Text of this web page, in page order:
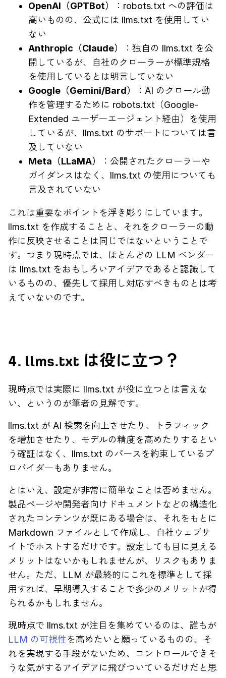
OpenAI（GPTBot）
：robots.txt への評価は
高いものの、公式には llms.txt を使用してい
ない
Anthropic（Claude）
：独自の llms.txt を公
開しているが、自社のクローラーが標準規格
を使用しているとは明言していない
Google（Gemini/Bard）
：AI のクロール動
作を管理するために robots.txt（Google-
Extended ユーザーエージェント経由）を使用
しているが、llms.txt のサポートについては言
及していない
Meta（LLaMA）
：公開されたクローラーや
ガイダンスはなく、llms.txt の使用についても
言及されていない
これは重要なポイントを浮き彫りにしています。
llms.txt を作成することと、それをクローラーの動
作に反映させることは同じではないということで
す。つまり現時点では、ほとんどの LLM ベンダー
は llms.txt をおもしろいアイデアであると認識して
いるものの、優先して採用し対応すべきものとは考
えていないのです。
4. llms.txt は役に立つ？
現時点では実際に llms.txt が役に立つとは言えな
い、というのが筆者の見解です。
llms.txt が AI 検索を向上させたり、トラフィック
を増加させたり、モデルの精度を高めたりするとい
う確証はなく、llms.txt のパースを約束しているプ
ロバイダーもありません。
とはいえ、設定が非常に簡単なことは否めません。
製品ページや開発者向けドキュメントなどの構造化
されたコンテンツが既にある場合は、それをもとに
Markdown ファイルとして作成し、自社ウェブサ
イトでホストするだけです。設定しても目に見える
メリットはないかもしれませんが、リスクもありま
せん。ただ、LLM が最終的にこれを標準として採
用すれば、早期導入することで多少のメリットが得
られるかもしれません。
現時点で llms.txt が注目を集めているのは、誰もが
LLM の可視性を高めたいと願っているものの、そ
れを実現する手段がないため、コントロールできそ
うな気がするアイデアに飛びついているだけだと思